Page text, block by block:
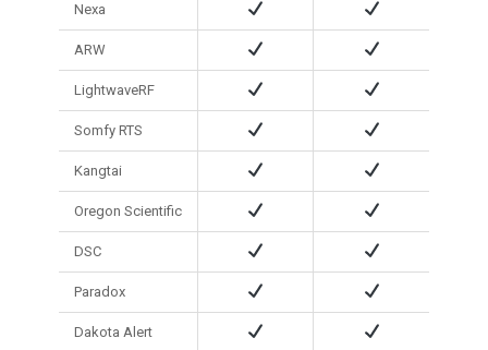
Nexa
ARW
LightwaveRF
Somfy RTS
Kangtai
Oregon Scientific
DSC
Paradox
Dakota Alert